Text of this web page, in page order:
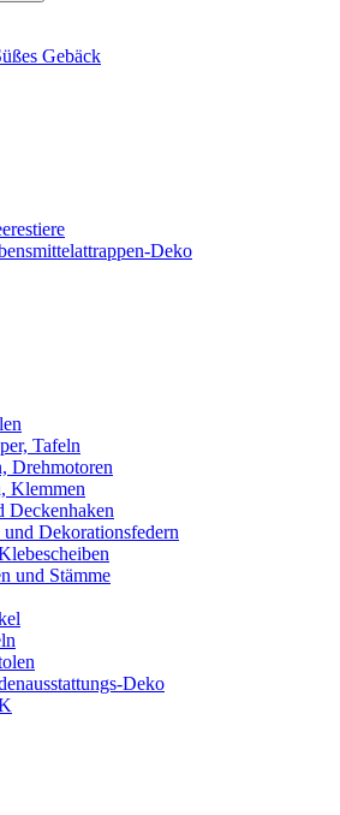
Gebäck
Deko
Tafeln
Drehmotoren
Klemmen
Deckenhaken
und Dekorationsfedern
und Stämme
Deko